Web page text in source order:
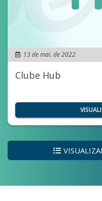
13 de mai. de 2022
Clube Hub